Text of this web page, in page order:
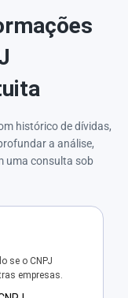
histórico de dívidas,
a análise,
uma consulta sob
se o CNPJ
empresas.